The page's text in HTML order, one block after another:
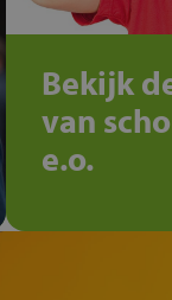
Bekijk
van
e.o.